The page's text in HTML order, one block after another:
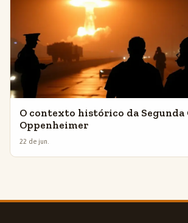
O contexto histórico da Segunda
Oppenheimer
22 de jun.